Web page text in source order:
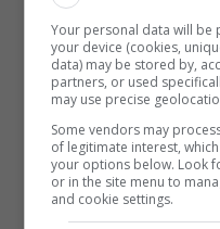
modo preciso ed
comunicazione
quindi se non c’è
perdere. Se siete in
vostro trio
Your personal data will
your device (cookies,
data) may be stored by,
partners, or used
may use precise
Some vendors may
of legitimate interest,
your options below. Look
or in the site menu to
and cookie settings.